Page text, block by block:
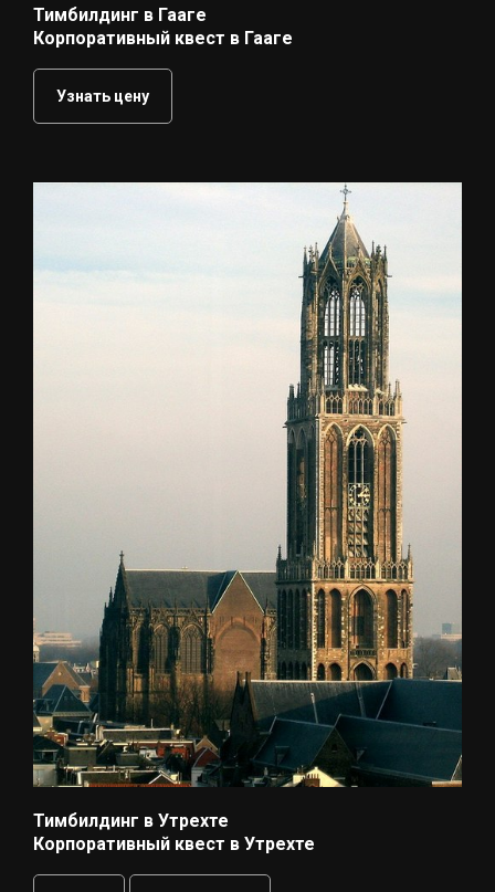
Тимбилдинг в Гааге
Корпоративный квест в Гааге
Узнать цену
Тимбилдинг в Утрехте
Корпоративный квест в Утрехте